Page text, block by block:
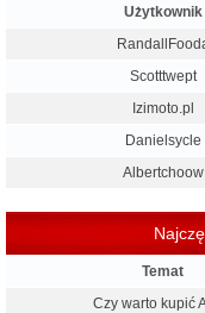
Użytkownik
Scotttwept
Izimoto.pl
Danielsycle
Albertchoow
Temat
Czy warto kupić